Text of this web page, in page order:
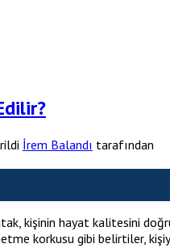
İrem Balandı tarafından
kişinin hayat kalitesini
korkusu gibi belirtiler,